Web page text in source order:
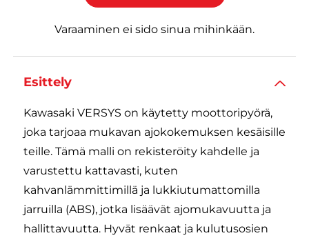
Varaaminen ei sido sinua mihinkään.
Esittely
Kawasaki VERSYS on käytetty moottoripyörä,
joka tarjoaa mukavan ajokokemuksen kesäisille
teille. Tämä malli on rekisteröity kahdelle ja
varustettu kattavasti, kuten
kahvanlämmittimillä ja lukkiutumattomilla
jarruilla (ABS), jotka lisäävät ajomukavuutta ja
hallittavuutta. Hyvät renkaat ja kulutusosien